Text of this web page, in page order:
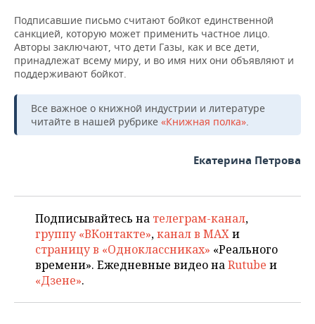
Подписавшие письмо считают бойкот единственной
санкцией, которую может применить частное лицо.
Авторы заключают, что дети Газы, как и все дети,
принадлежат всему миру, и во имя них они объявляют и
поддерживают бойкот.
Все важное о книжной индустрии и литературе
читайте в нашей рубрике «Книжная полка».
Екатерина Петрова
Подписывайтесь на телеграм-канал,
группу «ВКонтакте»,канал в MAXи
страницу в «Одноклассниках» «Реального
времени». Ежедневные видео наRutube и
«Дзене».